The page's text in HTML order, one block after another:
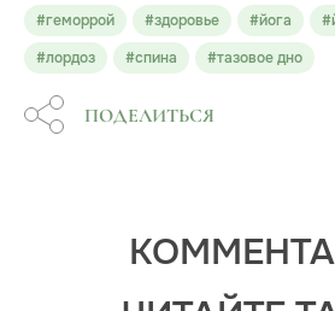
#геморрой #здоровье #йога
#лордоз
#спина #тазовое дно
ПОДЕЛИТЬСЯ